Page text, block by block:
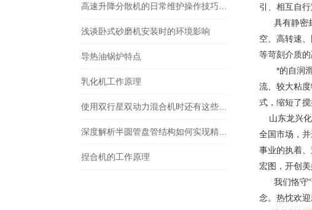
浅谈卧式砂磨机安装时的环境影响
导热油锅炉特点
乳化机工作原理
捏合机的工作原理
引、相互自
具有静密封
空、高转速
等苛刻介质的
*的自润滑
流、较大粘
式，缩短了
山东龙兴化
全国市场，
事业的执着
宏图，开创美
我们恪守“
念。热忱欢迎